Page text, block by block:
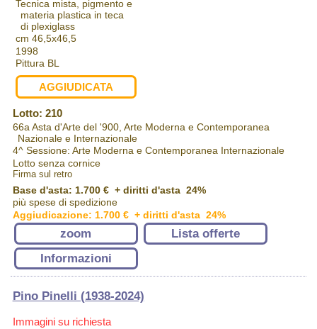
Tecnica mista, pigmento e
materia plastica in teca
di plexiglass
cm 46,5x46,5
1998
Pittura BL
AGGIUDICATA
Lotto: 210
66a Asta d'Arte del '900, Arte Moderna e Contemporanea
Nazionale e Internazionale
4^ Sessione: Arte Moderna e Contemporanea Internazionale
Lotto senza cornice
Firma sul retro
Base d'asta: 1.700 € + diritti d'asta 24%
più spese di spedizione
Aggiudicazione: 1.700 € + diritti d'asta 24%
zoom
Lista offerte
Informazioni
Pino Pinelli (1938-2024)
Immagini su richiesta